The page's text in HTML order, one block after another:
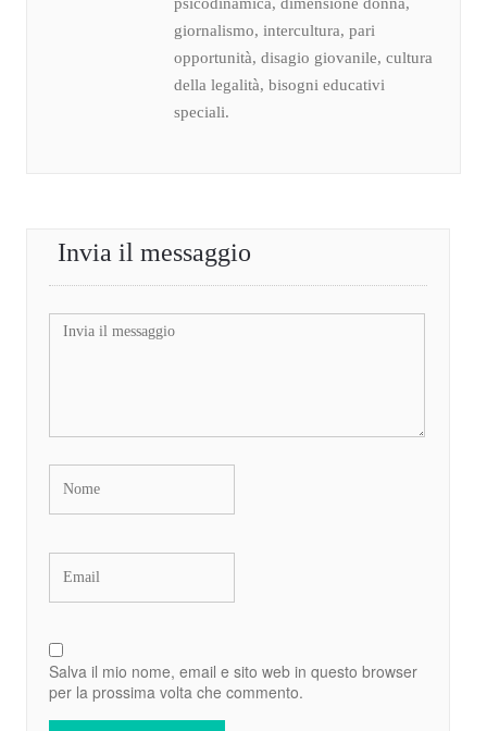
giornalismo, intercultura, pari
opportunità, disagio giovanile, cultura
della legalità, bisogni educativi
speciali.
Invia il messaggio
Salva il mio nome, email e sito web in questo browser
per la prossima volta che commento.